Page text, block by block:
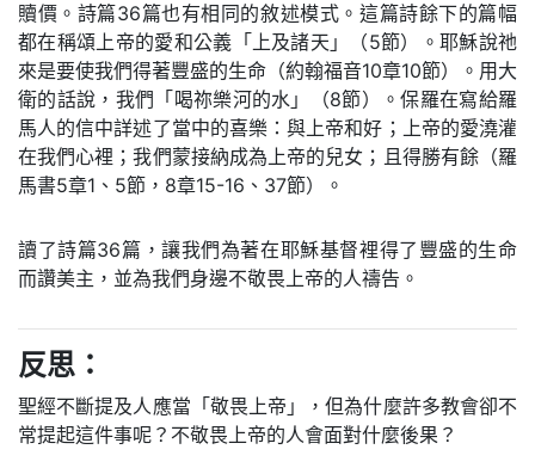
贖價。詩篇36篇也有相同的敘述模式。這篇詩餘下的篇幅
都在稱頌上帝的愛和公義「上及諸天」（5節）。耶穌說祂
來是要使我們得著豐盛的生命（約翰福音10章10節）。用大
衛的話說，我們「喝祢樂河的水」（8節）。保羅在寫給羅
馬人的信中詳述了當中的喜樂：與上帝和好；上帝的愛澆灌
在我們心裡；我們蒙接納成為上帝的兒女；且得勝有餘（羅
馬書5章1、5節，8章15-16、37節）。
讀了詩篇36篇，讓我們為著在耶穌基督裡得了豐盛的生命
而讚美主，並為我們身邊不敬畏上帝的人禱告。
反思：
聖經不斷提及人應當「敬畏上帝」，但為什麼許多教會卻不
常提起這件事呢？不敬畏上帝的人會面對什麼後果？